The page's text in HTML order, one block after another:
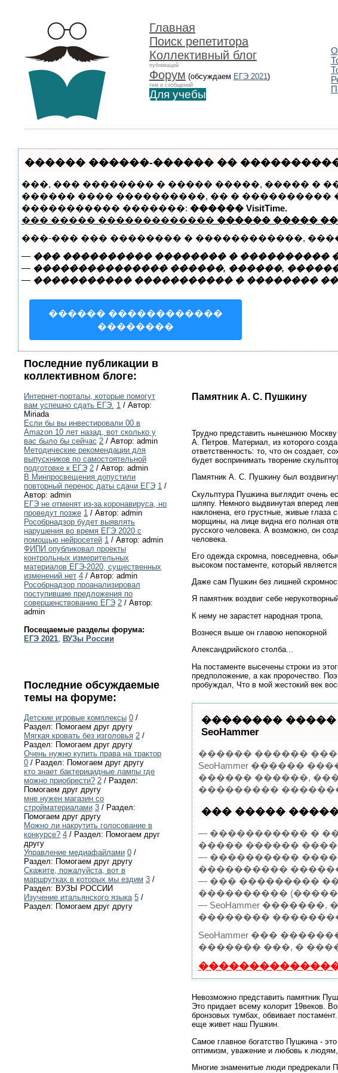
Главная
Поиск репетитора
Коллективный блог
публикаций
Форум (обсуждаем ЕГЭ 2021)
тем и сообщений
Для учебы
������ ������-������ �� �����������
���, ��� �������� � ����� �����, ����� �
������ ���� ����������, �� �
����������� �������: ������ VisitTime.
��� ����� ������������� ������ �����
���-��� ��� �������� � ������������,
— ��� ���������� �������� � ����������
— ��������������� ������, ������,
— ����������� ����������� � ��������
������ ������������
��������
Последние публикации в
коллективном блоге:
Интернет-порталы, которые помогут
вам успешно сдать ЕГЭ. 1 / Автор:
Miriada
Если бы вы инвестировали 00 в
Amazon 10 лет назад, вот сколько у
вас было бы сейчас 2 / Автор: admin
Методические рекомендации для
выпускников по самостоятельной
подготовке к ЕГЭ 2 / Автор: admin
В Минпросвещения допустили
повторный перенос даты сдачи ЕГЭ 1 /
Автор: admin
ЕГЭ не отменят из-за коронавируса, но
проведут позже 1 / Автор: admin
Рособрнадзор будет выявлять
нарушения во время ЕГЭ 2020 с
помощью нейросетей 1 / Автор: admin
ФИПИ опубликовал проекты
контрольных измерительных
материалов ЕГЭ-2020, существенных
изменений нет 4 / Автор: admin
Рособрнадзор проанализировал
поступившие предложения по
совершенствованию ЕГЭ 2 / Автор:
admin
Посещаемые разделы форума:
ЕГЭ 2021, ВУЗы России
Последние обсуждаемые
темы на форуме:
Детские игровые комплексы 0 /
Раздел: Помогаем друг другу
Мягкая кровать без изголовья 2 /
Раздел: Помогаем друг другу
Очень нужно купить права на трактор
0 / Раздел: Помогаем друг другу
кто знает бактерицидные лампы где
можно приобрести? 2 / Раздел:
Помогаем друг другу
мне нужен магазин со
стройматериалами 3 / Раздел:
Помогаем друг другу
Можно ли накрутить голосование в
конкурсе? 4 / Раздел: Помогаем друг
другу
Управление медиафайлами 0 /
Раздел: Помогаем друг другу
Скажите, пожалуйста, вот в
маршрутках в которых мы ездим 3 /
Раздел: ВУЗЫ РОССИИ
Изучение итальянского языка 5 /
Раздел: Помогаем друг другу
Памятник А. С. Пушкину
Трудно представить нынешнюю Москву
А. Петров. Материал, из которого
ответственность: то, что он создает,
будет воспринимать творение
Памятник А. С. Пушкину был
Скульптура Пушкина выглядит очень
шляпу. Немного выдвинутая вперед
наклонена, его грустные, живые
морщины, на лице видна его полная
русского человека. А возможно, он
человека.
Его одежда скромна, повседневна,
высоком постаменте, который
Даже сам Пушкин без лишней
Я памятник воздвиг себе
К нему не зарастет народная тропа,
Вознеся выше он главою непокорной
Александрийского столба...
На постаменте высечены строки из
предположение, а как пророчество.
пробуждал, Что в мой жестокий век
��������
SeoHammer
������ ������
SeoHammer ������
������ ������,
���������
��� ����� ������
— ����������� �
����� ������
— ����������
����������
— ��� ���������
����������
— SeoHammer
��������
SeoHammer ���
������� ���, �
Невозможно представить памятник
Это придает всему колорит 19веков.
бронзовых тумбах, обвивает
еще живет наш Пушкин.
Самое главное богатство Пушкина -
оптимизм, уважение и любовь к людям,
Многие знаменитые люди предрекали